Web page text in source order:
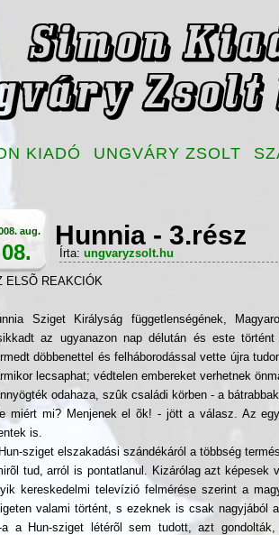
KIADÓ UNGVÁRY ZSOLT
aug.
08.
Hunnia - 3.rész
Írta: ungvaryzsolt.hu
ELSÕ REAKCIÓK
Sziget Királyság függetlenségének,
az ugyanazon nap délután és este
döbbenettel és felháborodással vette újra
lecsaphat; védtelen embereket verhetnek
odahaza, szûk családi körben - a
miért mi? Menjenek el õk! - jött a válasz. Az
is.
sziget elszakadási szándékáról a többség
tud, arról is pontatlanul. Kizárólag azt képesek
kereskedelmi televízió felmérése szerint a
valami történt, s ezeknek is csak nagyjából
a a Hun-sziget létérõl sem tudott, azt